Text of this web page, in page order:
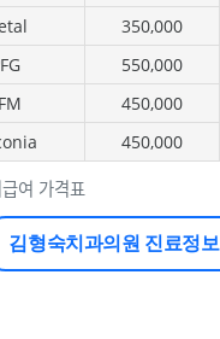
여 가격표
350,000
550,000
450,000
450,000
김형숙치과의원 진료정보